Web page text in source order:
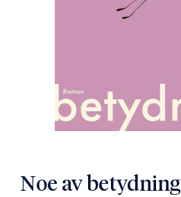
Noe av betydning